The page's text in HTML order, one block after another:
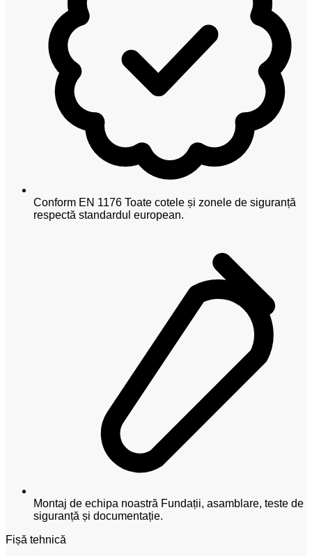
Conform EN 1176 Toate cotele și zonele de siguranță
respectă standardul european.
Montaj de echipa noastră Fundații, asamblare, teste de
siguranță și documentație.
Fișă tehnică